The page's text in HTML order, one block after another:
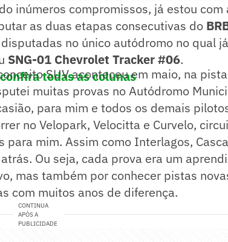
inúmeros compromissos, já estou com
as duas etapas consecutivas do
no único autódromo no qual já
SNG-01 Chevrolet Tracker #06.
todas as colunas
SUV aconteceu em maio, na
muitas provas no Autódromo
para mim e todos os demais
no Velopark, Velocitta e Curvelo,
mim. Assim como Interlagos,
Ou seja, cada prova era um
mas também por conhecer pistas
com muitos anos de diferença.
CONTINUA
APÓS A
PUBLICIDADE